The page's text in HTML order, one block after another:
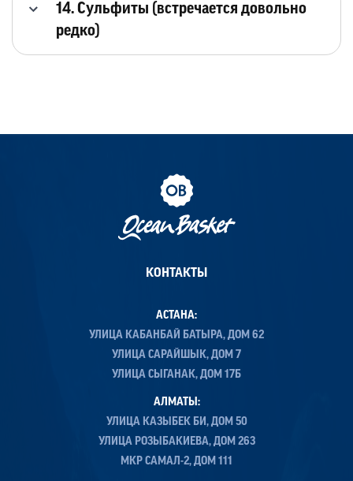
14. Сульфиты (встречается довольно
редко)
КОНТАКТЫ
АСТАНА:
УЛИЦА КАБАНБАЙ БАТЫРА, ДОМ 62
УЛИЦА САРАЙШЫК, ДОМ 7
УЛИЦА СЫГАНАК, ДОМ 17Б
АЛМАТЫ:
УЛИЦА КАЗЫБЕК БИ, ДОМ 50
УЛИЦА РОЗЫБАКИЕВА, ДОМ 263
МКР САМАЛ-2, ДОМ 111